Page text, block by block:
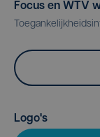
Focus en WTV
Logo's